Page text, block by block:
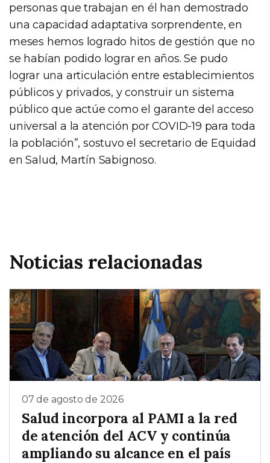
personas que trabajan en él han demostrado
una capacidad adaptativa sorprendente, en
meses hemos logrado hitos de gestión que no
se habían podido lograr en años. Se pudo
lograr una articulación entre establecimientos
públicos y privados, y construir un sistema
público que actúe como el garante del acceso
universal a la atención por COVID-19 para toda
la población”, sostuvo el secretario de Equidad
en Salud, Martín Sabignoso.
Noticias relacionadas
07 de agosto de 2026
Salud incorpora al PAMI a la red
de atención del ACV y continúa
ampliando su alcance en el país